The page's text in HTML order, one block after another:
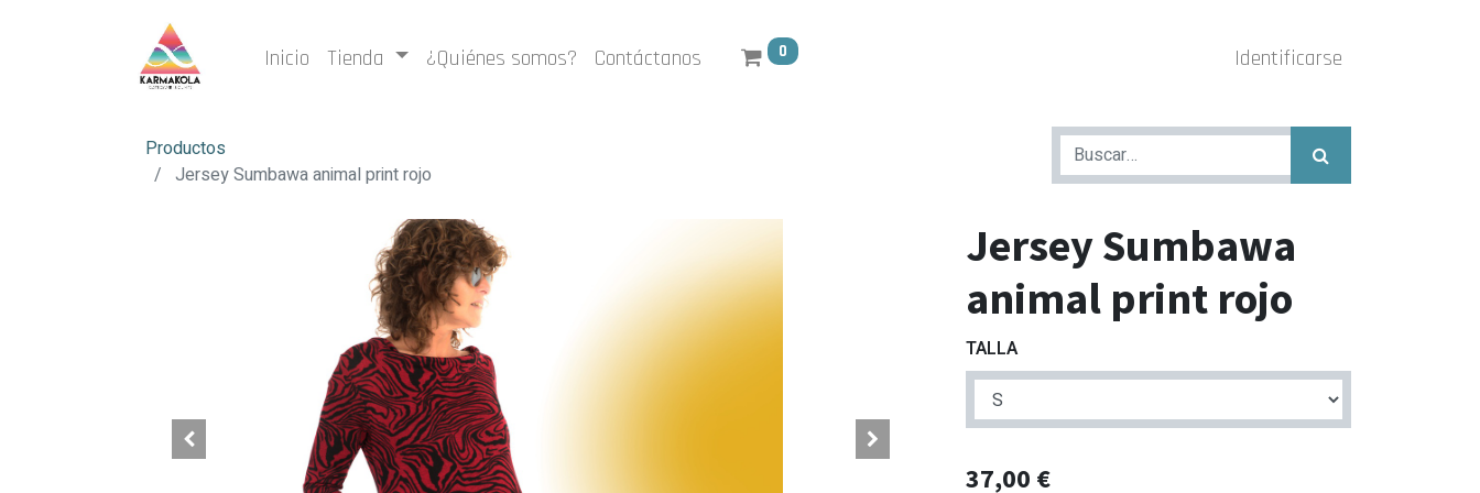
Inicio Tienda ¿Quiénes somos? Contáctanos 0 Identificarse
Productos
Jersey Sumbawa animal print rojo
Jersey Sumbawa
animal print rojo
TALLA
37,00 €